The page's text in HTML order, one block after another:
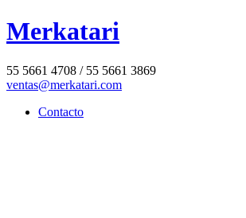
Merkatari
55 5661 4708 / 55 5661 3869
ventas@merkatari.com
Contacto